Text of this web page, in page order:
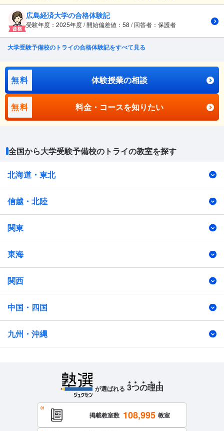
広島経済大学の合格体験記
受験年度：2025年度 / 開始偏差値：58 / 回答者：保護者
大学受験予備校のトライの合格体験記をすべて見る
無料 体験授業の相談
無料 料金・コースを知りたい
全国から大学受験予備校のトライの教室を探す
北海道・東北
信越・北陸
関東
東海
関西
中国・四国
九州・沖縄
が選ばれる 3つの理由
掲載教室数 108,995 教室